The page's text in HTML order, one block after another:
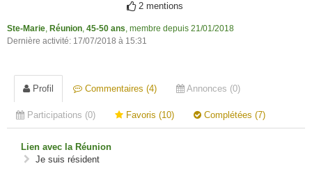
2 mentions
Ste-Marie Réunion 45-50 ans , membre depuis 21/01/2018
Dernière activité: 17/07/2018 à 15:31
Profil Commentaires (4) Annonces (0)
Participations (0) Favoris (10) Complétées (7)
Lien avec la Réunion
Je suis résident